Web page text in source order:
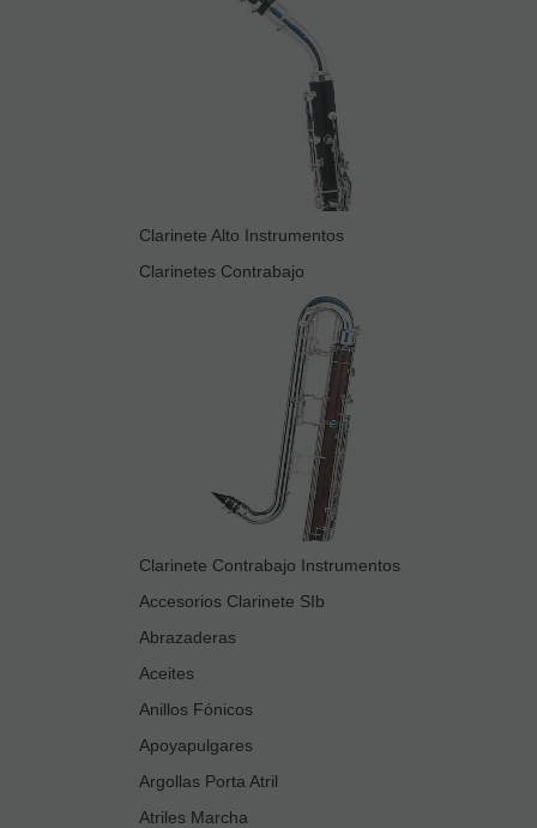
Clarinete Alto Instrumentos
Clarinetes Contrabajo
Clarinete Contrabajo Instrumentos
Accesorios Clarinete SIb
Abrazaderas
Aceites
Anillos Fónicos
Apoyapulgares
Argollas Porta Atril
Atriles Marcha